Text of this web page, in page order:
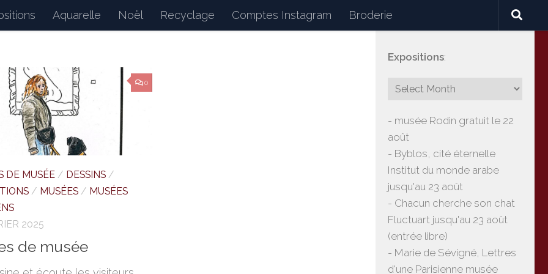
Aquarelle Noël Recyclage Comptes Instagram Broderie
: petits bonheurs du quotidien, dessins, peintures, céramiques, lectures, expositions, voyages
0
DE MUSÉE / DESSINS /
/ MUSÉES / MUSÉES
2025
de musée
Expositions:
- musée Rodin gratuit le 22
août
- Byblos, cité éternelle
Institut du monde arabe
jusqu'au 23 août
- Chacun cherche son chat
Fluctuart jusqu'au 23 août
(entrée libre)
- Marie de Sévigné, Lettres
d'une Parisienne musée